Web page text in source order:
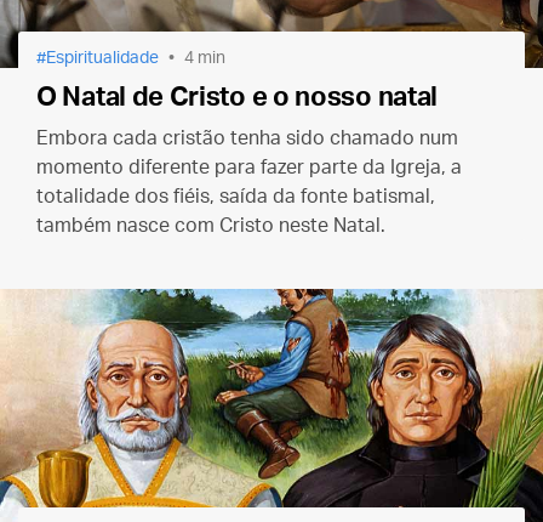
Espiritualidade 4 min
O Natal de Cristo e o nosso natal
Embora cada cristão tenha sido chamado num
momento diferente para fazer parte da Igreja, a
totalidade dos fiéis, saída da fonte batismal,
também nasce com Cristo neste Natal.